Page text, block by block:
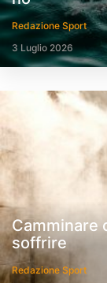
Redazione Sport
3 Luglio 2026
Camminare
soffrire
Redazione Sport